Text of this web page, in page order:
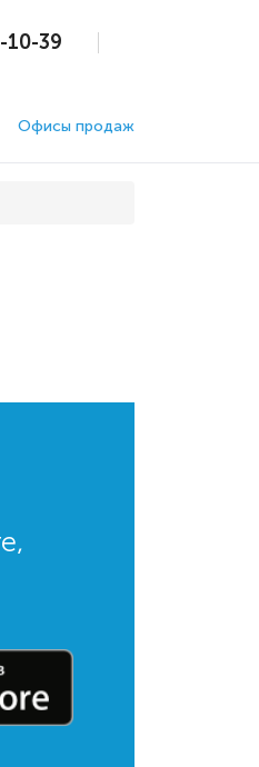
10-39
Офисы продаж